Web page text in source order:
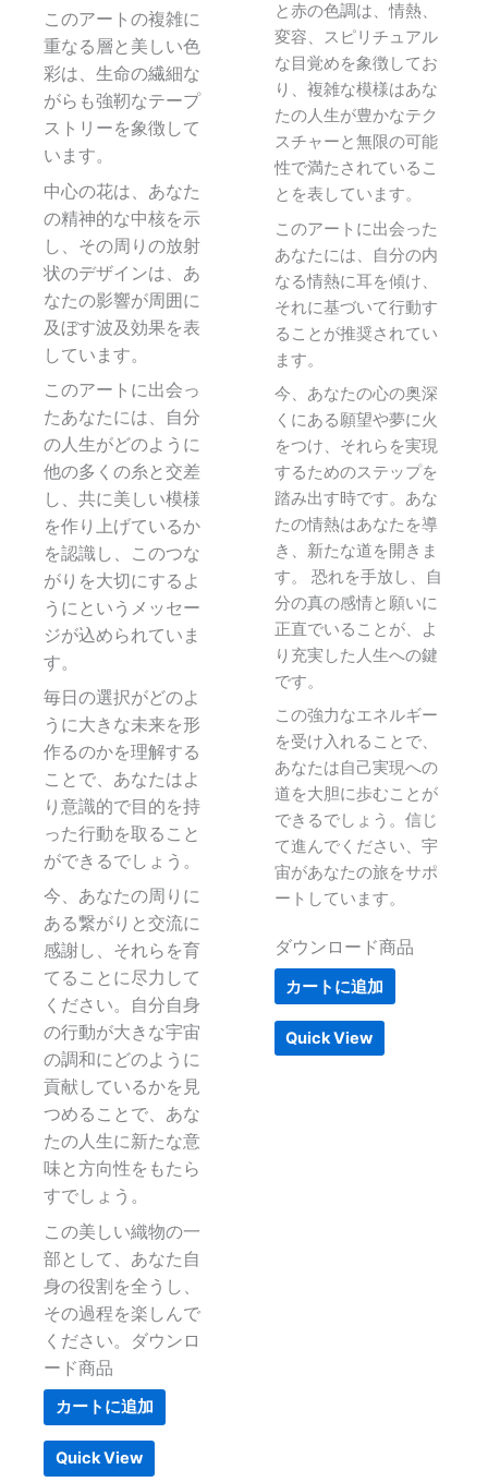
このアートの複雑に
重なる層と美しい色
彩は、生命の繊細な
がらも強靭なテープ
ストリーを象徴して
います。
中心の花は、あなた
の精神的な中核を示
し、その周りの放射
状のデザインは、あ
なたの影響が周囲に
及ぼす波及効果を表
しています。
このアートに出会っ
たあなたには、自分
の人生がどのように
他の多くの糸と交差
し、共に美しい模様
を作り上げているか
を認識し、このつな
がりを大切にするよ
うにというメッセー
ジが込められていま
す。
毎日の選択がどのよ
うに大きな未来を形
作るのかを理解する
ことで、あなたはよ
り意識的で目的を持
った行動を取ること
ができるでしょう。
今、あなたの周りに
ある繋がりと交流に
感謝し、それらを育
てることに尽力して
ください。自分自身
の行動が大きな宇宙
の調和にどのように
貢献しているかを見
つめることで、あな
たの人生に新たな意
味と方向性をもたら
すでしょう。
この美しい織物の一
部として、あなた自
身の役割を全うし、
その過程を楽しんで
ください。ダウンロ
ード商品
カートに追加
Quick View
と赤の色調は、情熱、
変容、スピリチュアル
な目覚めを象徴してお
り、複雑な模様はあな
たの人生が豊かなテク
スチャーと無限の可能
性で満たされているこ
とを表しています。
このアートに出会った
あなたには、自分の内
なる情熱に耳を傾け、
それに基づいて行動す
ることが推奨されてい
ます。
今、あなたの心の奥深
くにある願望や夢に火
をつけ、それらを実現
するためのステップを
踏み出す時です。あな
たの情熱はあなたを導
き、新たな道を開きま
す。 恐れを手放し、自
分の真の感情と願いに
正直でいることが、よ
り充実した人生への鍵
です。
この強力なエネルギー
を受け入れることで、
あなたは自己実現への
道を大胆に歩むことが
できるでしょう。信じ
て進んでください、宇
宙があなたの旅をサポ
ートしています。
ダウンロード商品
カートに追加
Quick View